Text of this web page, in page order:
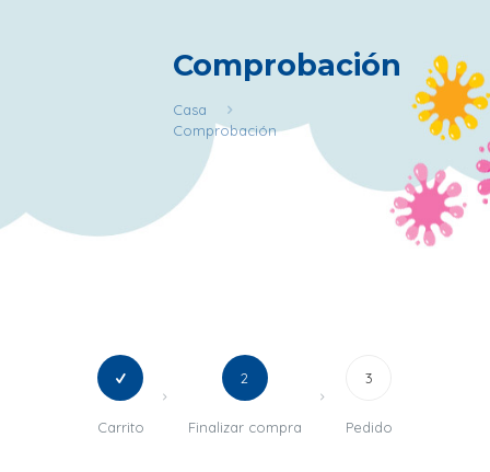
Comprobación
Casa
Comprobación
Carrito
2
Finalizar compra
3
Pedido